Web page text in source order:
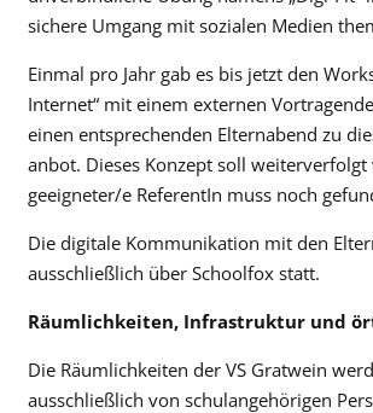
sichere Umgang mit sozialen Medien
Einmal pro Jahr gab es bis jetzt den
Internet“ mit einem externen
einen entsprechenden Elternabend zu
anbot. Dieses Konzept soll weiterverfolgt
geeigneter/e ReferentIn muss noch
Die digitale Kommunikation mit den
ausschließlich über Schoolfox statt.
Räumlichkeiten, Infrastruktur und
Die Räumlichkeiten der VS Gratwein
ausschließlich von schulangehörigen